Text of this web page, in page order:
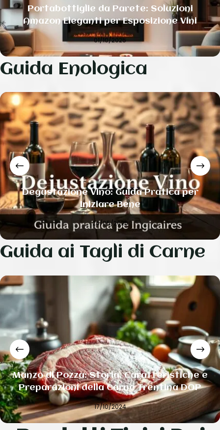
Portabottiglie da Parete: Soluzioni
Amazon Eleganti per Esposizione Vini
01/10/2025
Guida Enologica
Degustazione Vino: Guida Pratica per
Iniziare Bene
24/05/2025
Guida ai Tagli di Carne
Manzo di Pozza: Storia, Caratteristiche e
Preparazioni della Carne Trentina DOP
17/10/2024